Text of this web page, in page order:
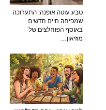
טבע עוטה אופנה: התערוכה
שמפיחה חיים חדשים
באוסף הפוחלצים של
מוזיאון...